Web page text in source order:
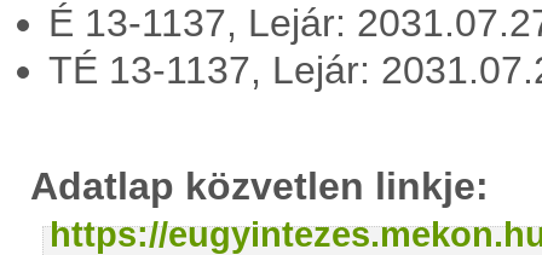
É 13-1137, Lejár:
TÉ 13-1137, Lejár:
Adatlap közvetlen linkje:
https://